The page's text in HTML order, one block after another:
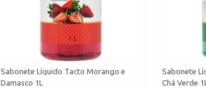
Sabonete Líquido Tacto Morango e
Damasco 1L
Sabonete
Chá Verde 1L